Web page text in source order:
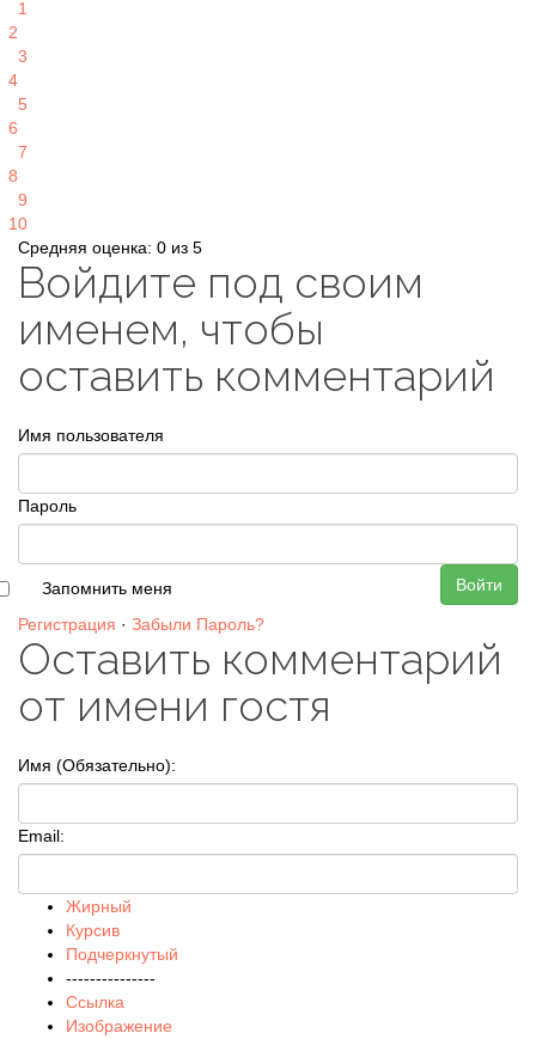
1
2
3
4
5
6
7
8
9
10
Средняя оценка: 0 из 5
Войдите под своим
именем, чтобы
оставить комментарий
Имя пользователя
Пароль
Войти
Запомнить меня
Регистрация · Забыли Пароль?
Оставить комментарий
от имени гостя
Имя (Обязательно):
Email:
Жирный
Курсив
Подчеркнутый
---------------
Ссылка
Изображение